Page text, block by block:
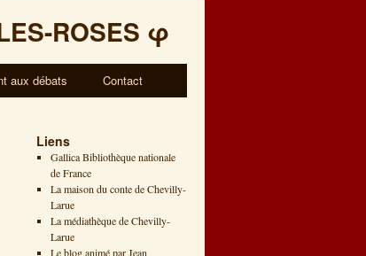
ROSES φ
aux débats Contact
Liens
Gallica Bibliothèque nationale
de France
La maison du conte de Chevilly-
Larue
La médiathèque de Chevilly-
Larue
Le blog animé par Jean